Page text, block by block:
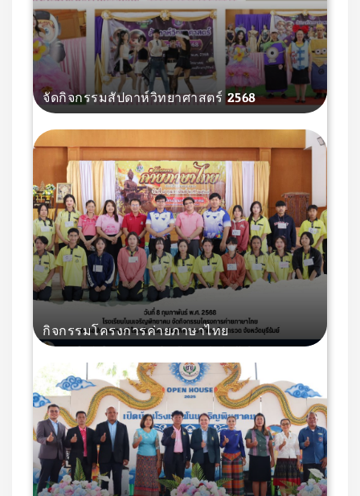
จัดกิจกรรมสัปดาห์วิทยาศาสตร์ 2568
กิจกรรมโครงการค่ายภาษาไทย